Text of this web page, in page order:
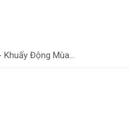
Khuấy Động Mùa...